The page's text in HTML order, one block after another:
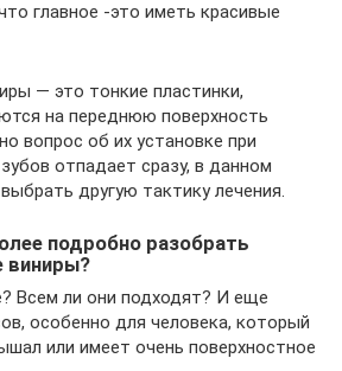
главное -это иметь красивые
— это тонкие пластинки,
на переднюю поверхность
вопрос об их установке при
отпадает сразу, в данном
другую тактику лечения.
подробно разобрать
виниры?
Всем ли они подходят? И еще
особенно для человека, который
или имеет очень поверхностное